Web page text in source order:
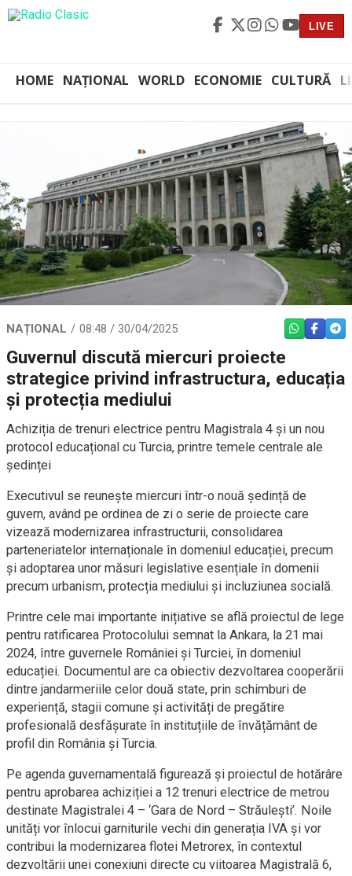
LIVE
HOME NAȚIONAL WORLD ECONOMIE CULTURĂ
NAȚIONAL 08:48 / 30/04/2025 WHATSAPP
Guvernul discută miercuri proiecte
strategice privind infrastructura, educația
și protecția mediului
Achiziția de trenuri electrice pentru Magistrala 4 și un nou
protocol educațional cu Turcia, printre temele centrale ale
ședinței
Executivul se reunește miercuri într-o nouă ședință de
guvern, având pe ordinea de zi o serie de proiecte care
vizează modernizarea infrastructurii, consolidarea
parteneriatelor internaționale în domeniul educației, precum
și adoptarea unor măsuri legislative esențiale în domenii
precum urbanism, protecția mediului și incluziunea socială.
Printre cele mai importante inițiative se află proiectul de lege
pentru ratificarea Protocolului semnat la Ankara, la 21 mai
2024, între guvernele României și Turciei, în domeniul
educației. Documentul are ca obiectiv dezvoltarea cooperării
dintre jandarmeriile celor două state, prin schimburi de
experiență, stagii comune și activități de pregătire
profesională desfășurate în instituțiile de învățământ de
profil din România și Turcia.
Pe agenda guvernamentală figurează și proiectul de hotărâre
pentru aprobarea achiziției a 12 trenuri electrice de metrou
destinate Magistralei 4 – ‘Gara de Nord – Străulești’. Noile
unități vor înlocui garniturile vechi din generația IVA și vor
contribui la modernizarea flotei Metrorex, în contextul
dezvoltării unei conexiuni directe cu viitoarea Magistrală 6,